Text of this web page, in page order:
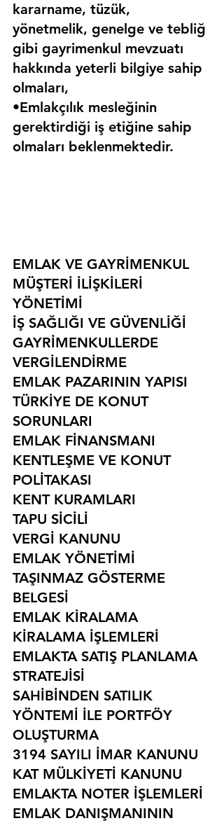
kararname, tüzük,
yönetmelik, genelge ve tebliğ
gibi gayrimenkul mevzuatı
hakkında yeterli bilgiye sahip
olmaları,
•Emlakçılık mesleğinin
gerektirdiği iş etiğine sahip
olmaları beklenmektedir.
EMLAK VE GAYRİMENKUL
MÜŞTERİ İLİŞKİLERİ
YÖNETİMİ
İŞ SAĞLIĞI VE GÜVENLİĞİ
GAYRİMENKULLERDE
VERGİLENDİRME
EMLAK PAZARININ YAPISI
TÜRKİYE DE KONUT
SORUNLARI
EMLAK FİNANSMANI
KENTLEŞME VE KONUT
POLİTAKASI
KENT KURAMLARI
TAPU SİCİLİ
VERGİ KANUNU
EMLAK YÖNETİMİ
TAŞINMAZ GÖSTERME
BELGESİ
EMLAK KİRALAMA
KİRALAMA İŞLEMLERİ
EMLAKTA SATIŞ PLANLAMA
STRATEJİSİ
SAHİBİNDEN SATILIK
YÖNTEMİ İLE PORTFÖY
OLUŞTURMA
3194 SAYILI İMAR KANUNU
KAT MÜLKİYETİ KANUNU
EMLAKTA NOTER İŞLEMLERİ
EMLAK DANIŞMANININ